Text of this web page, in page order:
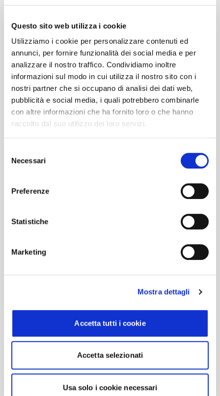
Questo sito web utilizza i cookie
Utilizziamo i cookie per personalizzare contenuti ed
annunci, per fornire funzionalità dei social media e per
analizzare il nostro traffico. Condividiamo inoltre
informazioni sul modo in cui utilizza il nostro sito con i
nostri partner che si occupano di analisi dei dati web,
pubblicità e social media, i quali potrebbero combinarle
con altre informazioni che ha fornito loro o che hanno
raccolto dal suo utilizzo dei loro servizi.
delNecessari
Preferenze
Statistiche
Marketing
Mostra dettagli
Accetta tutti i cookie
Accetta selezionati
Usa solo i cookie necessari
pensiamo noi.
Seleziona la tua città dal menu a tendina,
scegli la data dell'estate 2027 e blocca subito
il tuo posto a bordo!